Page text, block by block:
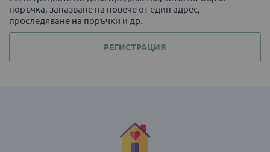
поръчка, запазване на повече от един адрес,
проследяване на поръчки и др.
РЕГИСТРАЦИЯ